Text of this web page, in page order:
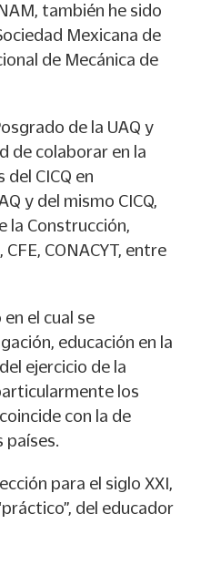
también he sido
Mexicana de
de Mecánica de
de la UAQ y
de colaborar en la
CICQ en
y del mismo CICQ,
la Construcción,
CONACYT, entre
el cual se
educación en la
ejercicio de la
los
con la de
países.
para el siglo XXI,
del educador